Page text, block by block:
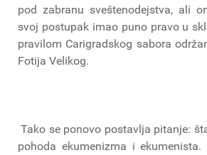
pod zabranu sveštenodejstva, ali
svoj postupak imao puno pravo u
pravilom Carigradskog sabora
Fotija Velikog.
Tako se ponovo postavlja pitanje:
pohoda ekumenizma i